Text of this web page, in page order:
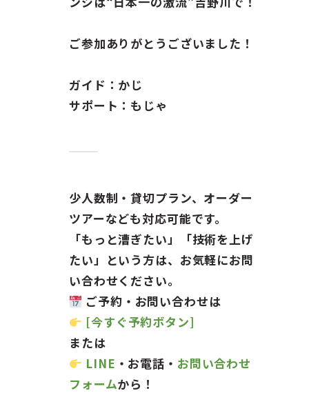
ご参加ありがとうございました！
ガイド：かじ
サポート：もじゃ
少人数制・貸切プラン、オーダー
ツアーなども対応可能です。
「もっと漕ぎたい」「技術を上げ
たい」という方は、お気軽にお問
い合わせください。
ご予約・お問い合わせは
[今すぐ予約ボタン]
または
LINE ・お電話・ お問い合わせ
フォームから！